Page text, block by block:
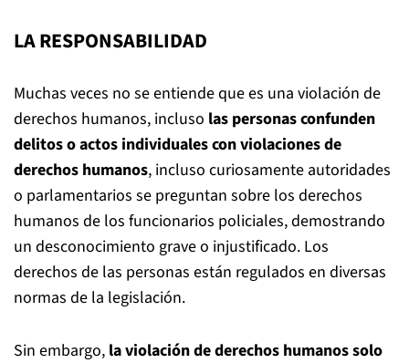
LA RESPONSABILIDAD
Muchas veces no se entiende que es una violación de
derechos humanos, incluso las personas confunden
delitos o actos individuales con violaciones de
derechos humanos, incluso curiosamente autoridades
o parlamentarios se preguntan sobre los derechos
humanos de los funcionarios policiales, demostrando
un desconocimiento grave o injustificado. Los
derechos de las personas están regulados en diversas
normas de la legislación.
Sin embargo, la violación de derechos humanos solo